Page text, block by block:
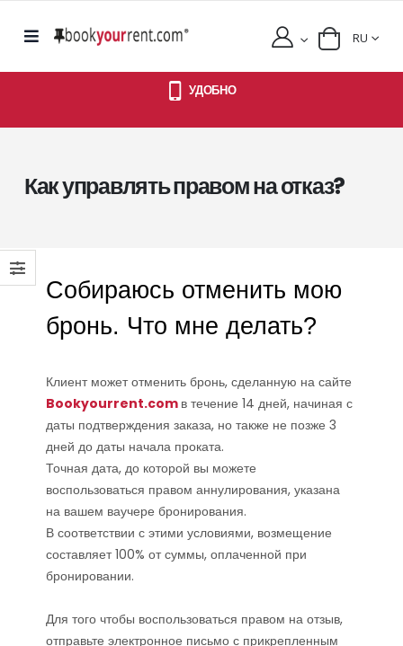
RU
УДОБНО
Как управлять правом на отказ?
Собираюсь отменить мою
бронь. Что мне делать?
Клиент может отменить бронь, сделанную на сайте
Bookyourrent.com в течение 14 дней, начиная с
даты подтверждения заказа, но также не позже 3
дней до даты начала проката.
Точная дата, до которой вы можете
воспользоваться правом аннулирования, указана
на вашем ваучере бронирования.
В соответствии с этими условиями, возмещение
составляет 100% от суммы, оплаченной при
бронировании.
Для того чтобы воспользоваться правом на отзыв,
отправьте электронное письмо с прикрепленным